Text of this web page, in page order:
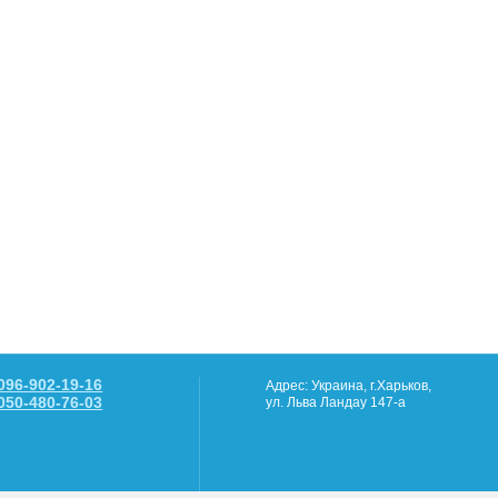
902-19-16
480-76-03
Адрес: Украина, г.Харьков,
ул. Льва Ландау 147-а